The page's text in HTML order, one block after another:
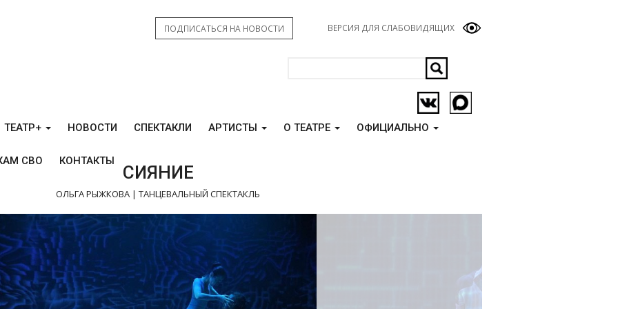
ВЕРСИЯ ДЛЯ СЛАБОВИДЯЩИХ
ПОДПИСАТЬСЯ НА НОВОСТИ
ТЕАТР+ НОВОСТИ СПЕКТАКЛИ АРТИСТЫ О ТЕАТРЕ ОФИЦИАЛЬНО
СВО КОНТАКТЫ
СИЯНИЕ
ОЛЬГА РЫЖКОВА | ТАНЦЕВАЛЬНЫЙ СПЕКТАКЛЬ